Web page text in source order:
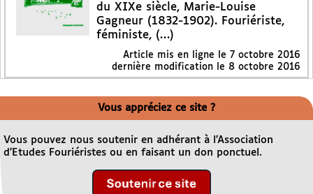
du XIXe siècle, Marie-Louise
Gagneur (1832-1902). Fouriériste,
féministe, (…)
Article mis en ligne le 7 octobre 2016
dernière modification le 8 octobre 2016
Vous appréciez ce site ?
Vous pouvez nous soutenir en adhérant à l’Association
d’Etudes Fouriéristes ou en faisant un don ponctuel.